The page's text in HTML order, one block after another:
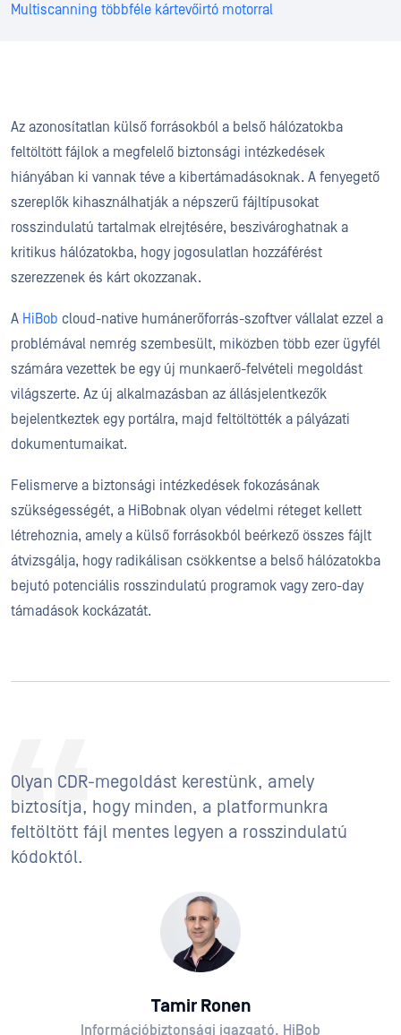
Multiscanning többféle kártevőirtó motorral
Az azonosítatlan külső forrásokból a belső hálózatokba
feltöltött fájlok a megfelelő biztonsági intézkedések
hiányában ki vannak téve a kibertámadásoknak. A fenyegető
szereplők kihasználhatják a népszerű fájltípusokat
rosszindulatú tartalmak elrejtésére, beszivároghatnak a
kritikus hálózatokba, hogy jogosulatlan hozzáférést
szerezzenek és kárt okozzanak.
A HiBob cloud-native humánerőforrás-szoftver vállalat ezzel a
problémával nemrég szembesült, miközben több ezer ügyfél
számára vezettek be egy új munkaerő-felvételi megoldást
világszerte. Az új alkalmazásban az állásjelentkezők
bejelentkeztek egy portálra, majd feltöltötték a pályázati
dokumentumaikat.
Felismerve a biztonsági intézkedések fokozásának
szükségességét, a HiBobnak olyan védelmi réteget kellett
létrehoznia, amely a külső forrásokból beérkező összes fájlt
átvizsgálja, hogy radikálisan csökkentse a belső hálózatokba
bejutó potenciális rosszindulatú programok vagy zero-day
támadások kockázatát.
Olyan CDR-megoldást kerestünk, amely
biztosítja, hogy minden, a platformunkra
feltöltött fájl mentes legyen a rosszindulatú
kódoktól.
Tamir Ronen
Információbiztonsági igazgató, HiBob